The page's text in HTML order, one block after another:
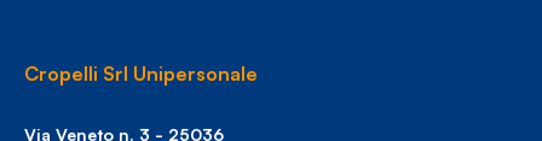
Cropelli Srl Unipersonale
Via Veneto n. 3 - 25036